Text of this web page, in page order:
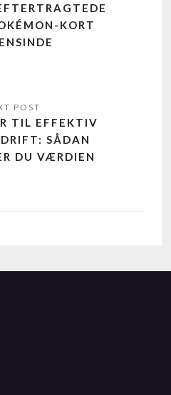
KORT
TIL EFFEKTIV
SÅDAN
DU VÆRDIEN